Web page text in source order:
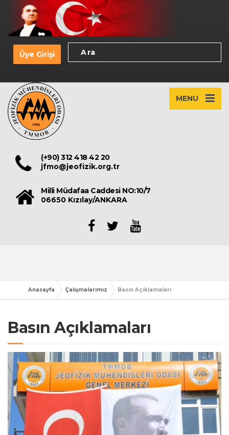
Üye Girişi
MENU
(+90) 312 418 42 20
jfmo@jeofizik.org.tr
Milli Müdafaa Caddesi NO:10/7
06650 Kızılay/ANKARA
Anasayfa Çalışmalarımız Basın Açıklamaları
Basın Açıklamaları